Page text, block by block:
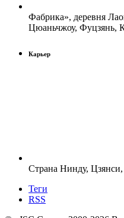
Фабрика», деревня
Цюаньчжоу, Фуцзянь,
Карьер
Страна Нинду,
Теги
RSS